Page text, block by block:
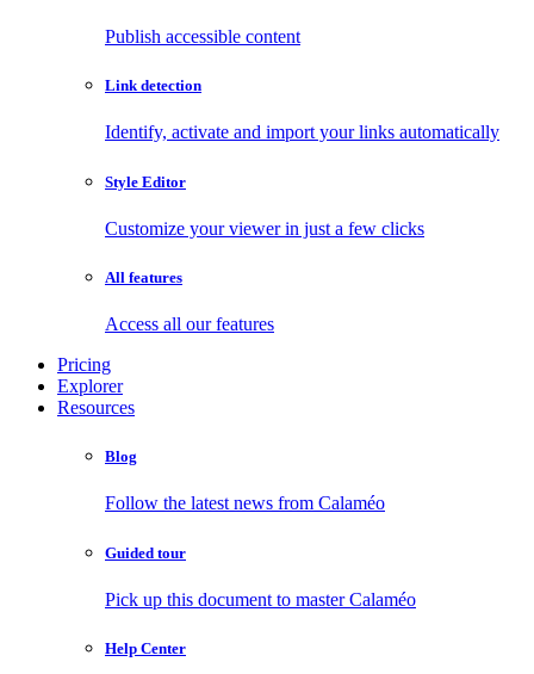
Publish accessible content
Link detection
Identify, activate and import your links automatically
Style Editor
Customize your viewer in just a few clicks
All features
Access all our features
Pricing
Explorer
Resources
Blog
Follow the latest news from Calaméo
Guided tour
Pick up this document to master Calaméo
Help Center